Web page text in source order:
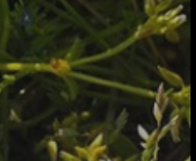
ハイパー縁側@私市
ハイパー縁側@三輪
ハイパー縁側@夢キタ万博
ハイパー縁側@東本願寺
ハイパー縁側@阿倍野